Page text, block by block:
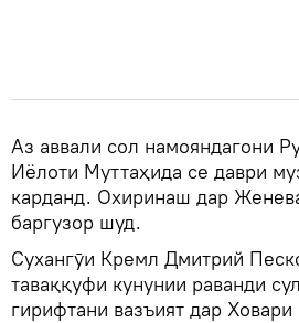
Аз аввали сол намояндагони
Иёлоти Муттаҳида се даври
карданд. Охиринаш дар
баргузор шуд.
Сухангӯи Кремл Дмитрий
таваққуфи кунунии раванди
гирифтани вазъият дар